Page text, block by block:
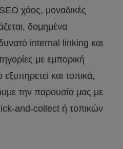
χάος, μοναδικές
δομημένα
internal linking και
με εμπορική
και τοπικά,
την παρουσία μας με
and-collect ή τοπικών